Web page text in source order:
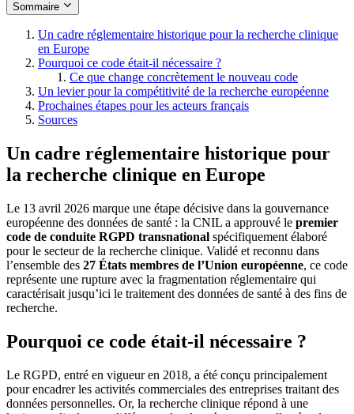
Sommaire
Un cadre réglementaire historique pour la recherche clinique
en Europe
Pourquoi ce code était-il nécessaire ?
Ce que change concrètement le nouveau code
Un levier pour la compétitivité de la recherche européenne
Prochaines étapes pour les acteurs français
Sources
Un cadre réglementaire historique pour
la recherche clinique en Europe
Le 13 avril 2026 marque une étape décisive dans la gouvernance
européenne des données de santé : la CNIL a approuvé le premier
code de conduite RGPD transnational spécifiquement élaboré
pour le secteur de la recherche clinique. Validé et reconnu dans
l’ensemble des 27 États membres de l’Union européenne, ce code
représente une rupture avec la fragmentation réglementaire qui
caractérisait jusqu’ici le traitement des données de santé à des fins de
recherche.
Pourquoi ce code était-il nécessaire ?
Le RGPD, entré en vigueur en 2018, a été conçu principalement
pour encadrer les activités commerciales des entreprises traitant des
données personnelles. Or, la recherche clinique répond à une